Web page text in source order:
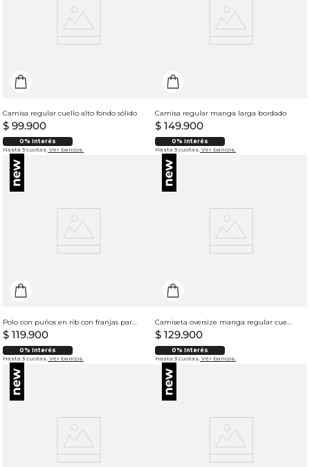
Camisa regular cuello alto fondo sólido
$ 99.900
0% Interés
Hasta 3 cuotas. Ver bancos.
Camisa regular manga larga bordado
$ 149.900
0% Interés
Hasta 3 cuotas. Ver bancos.
Polo con puños en rib con franjas para hombre
$ 119.900
0% Interés
Hasta 3 cuotas. Ver bancos.
Camiseta oversize manga regular cuello redondo para hombre
$ 129.900
0% Interés
Hasta 3 cuotas. Ver bancos.